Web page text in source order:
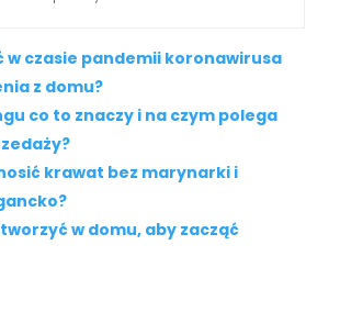
w czasie pandemii koronawirusa
z domu?
co to znaczy i na czym polega
krawat bez marynarki i
w domu, aby zacząć